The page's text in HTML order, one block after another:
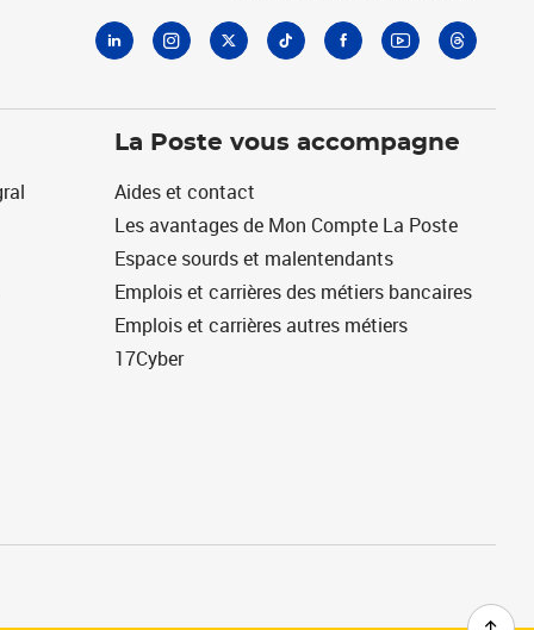
La Poste vous accompagne
Aides et contact
Les avantages de Mon Compte La Poste
Espace sourds et malentendants
Emplois et carrières des métiers bancaires
Emplois et carrières autres métiers
17Cyber